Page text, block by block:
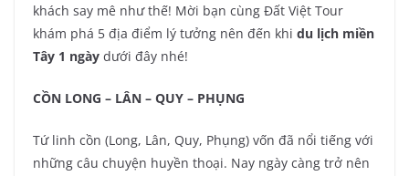
khách say mê như thế! Mời bạn cùng Đất Việt Tour
khám phá 5 địa điểm lý tưởng nên đến khi du lịch miền
Tây 1 ngày dưới đây nhé!
CỒN LONG – LÂN – QUY – PHỤNG
Tứ linh cồn (Long, Lân, Quy, Phụng) vốn đã nổi tiếng với
những câu chuyện huyền thoại. Nay ngày càng trở nên